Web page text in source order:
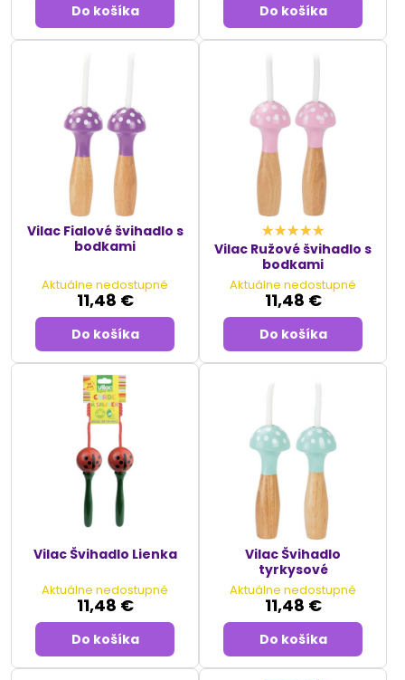
Do košíka Do košíka
Vilac Fialové švihadlo s
bodkami
Aktuálne nedostupné
11,48 €
Do košíka
Vilac Ružové švihadlo s
bodkami
Aktuálne nedostupné
11,48 €
Do košíka
Vilac Švihadlo Lienka
Aktuálne nedostupné
11,48 €
Do košíka
Vilac Švihadlo
tyrkysové
Aktuálne nedostupné
11,48 €
Do košíka